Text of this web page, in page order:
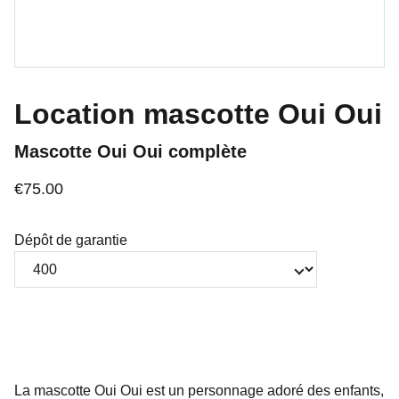
Location mascotte Oui Oui
Mascotte Oui Oui complète
€75.00
Dépôt de garantie
La mascotte Oui Oui est un personnage adoré des enfants,